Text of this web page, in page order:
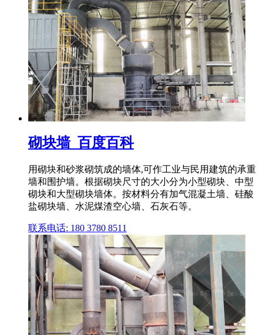
砌块墙_百度百科
用砌块和砂浆砌筑成的墙体,可作工业与民用建筑的承重
墙和围护墙。根据砌块尺寸的大小分为小型砌块、中型
砌块和大型砌块墙体。按材料分有加气混凝土墙、硅酸
盐砌块墙、水泥煤渣空心墙、石灰石等。
联系电话: 180 3780 8511